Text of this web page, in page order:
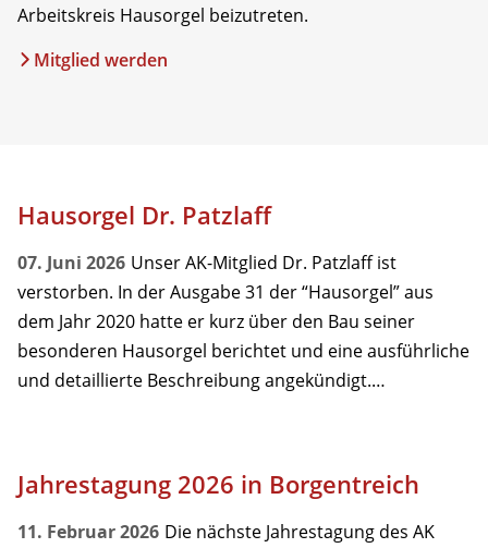
Arbeitskreis Hausorgel beizutreten.
Mitglied werden
Hausorgel Dr. Patzlaff
07. Juni 2026 Unser AK-Mitglied Dr. Patzlaff ist
verstorben. In der Ausgabe 31 der “Hausorgel” aus
dem Jahr 2020 hatte er kurz über den Bau seiner
besonderen Hausorgel berichtet und eine ausführliche
und detaillierte Beschreibung angekündigt.…
Jahrestagung 2026 in Borgentreich
11. Februar 2026 Die nächste Jahrestagung des AK